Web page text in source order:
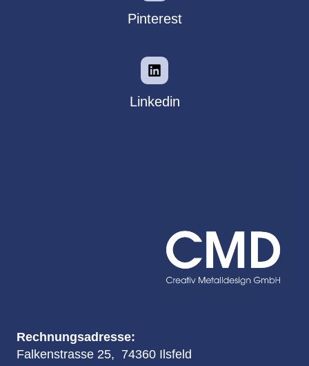
Pinterest
Linkedin
Rechnungsadresse:
Falkenstrasse 25, 74360 Ilsfeld